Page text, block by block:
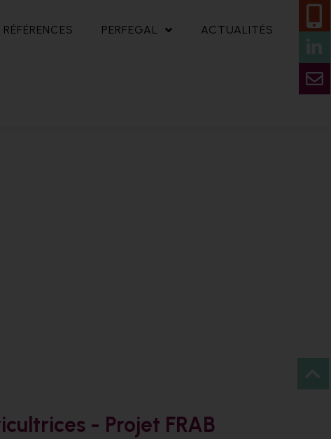
RÉFÉRENCES PERFEGAL ACTUALITÉS
- Projet FRAB